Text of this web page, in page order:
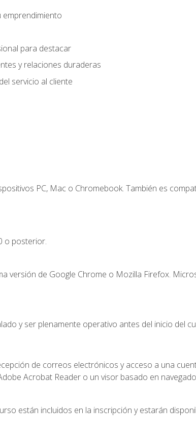
emprendimiento
para destacar
y relaciones duraderas
servicio al cliente
PC, Mac o Chromebook. También es
o posterior.
versión de Google Chrome o Mozilla Firefox.
y ser plenamente operativo antes del inicio del
de correos electrónicos y acceso a una
Acrobat Reader o un visor basado en
están incluidos en la inscripción y estarán